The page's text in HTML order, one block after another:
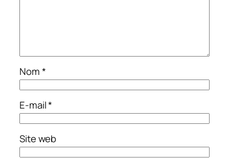
Nom*
E-mail*
Site web